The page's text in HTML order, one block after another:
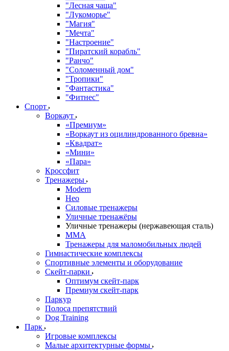
"Лесная чаща"
"Лукоморье"
"Магия"
"Мечта"
"Настроение"
"Пиратский корабль"
"Ранчо"
"Соломенный дом"
"Тропики"
"Фантастика"
"Фитнес"
Спорт
Воркаут
«Премиум»
«Воркаут из оцилиндрованного бревна»
«Квадрат»
«Мини»
«Пара»
Кроссфит
Тренажеры
Modern
Нео
Силовые тренажеры
Уличные тренажёры
Уличные тренажеры (нержавеющая сталь)
ММА
Тренажеры для маломобильных людей
Гимнастические комплексы
Спортивные элементы и оборудование
Скейт-парки
Оптимум скейт-парк
Премиум скейт-парк
Паркур
Полоса препятствий
Dog Training
Парк
Игровые комплексы
Малые архитектурные формы